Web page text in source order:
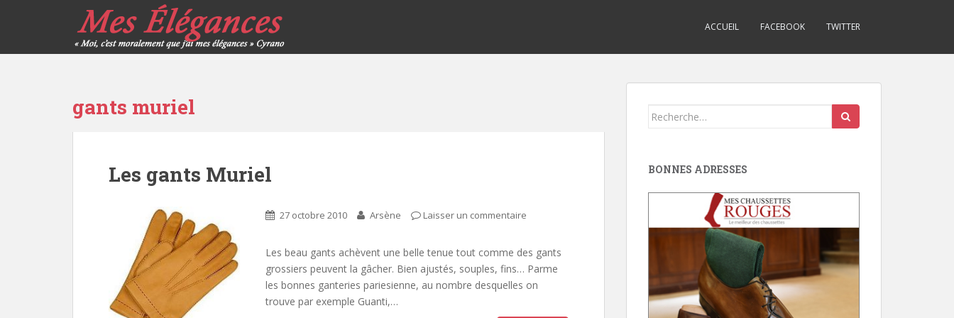
ACCUEIL FACEBOOK TWITTER
gants muriel
Les gants Muriel
27 octobre 2010 Arsène Laisser un commentaire
Les beau gants achèvent une belle tenue tout comme des gants
grossiers peuvent la gâcher. Bien ajustés, souples, fins… Parme
les bonnes ganteries pariesienne, au nombre desquelles on
trouve par exemple Guanti,…
Search
BONNES ADRESSES